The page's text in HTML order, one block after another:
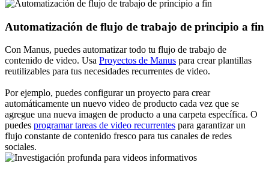
Automatización de flujo de trabajo de principio a fin
Con Manus, puedes automatizar todo tu flujo de trabajo de
contenido de video. Usa Proyectos de Manus para crear plantillas
reutilizables para tus necesidades recurrentes de video.
Por ejemplo, puedes configurar un proyecto para crear
automáticamente un nuevo video de producto cada vez que se
agregue una nueva imagen de producto a una carpeta específica. O
puedes programar tareas de video recurrentes para garantizar un
flujo constante de contenido fresco para tus canales de redes
sociales.